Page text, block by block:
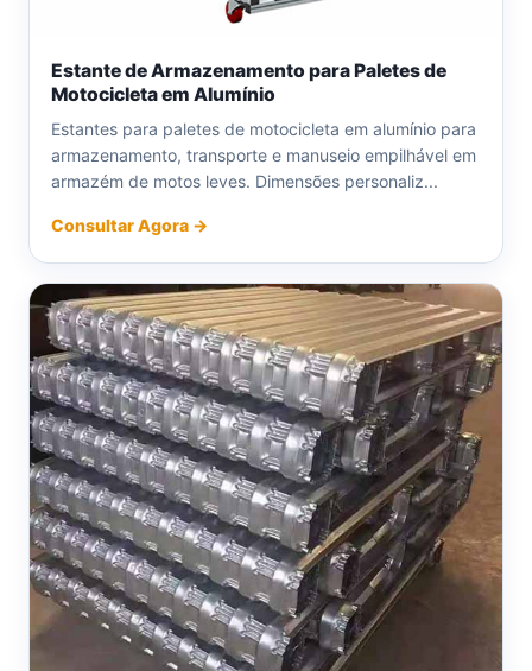
Estante de Armazenamento para Paletes de
Motocicleta em Alumínio
Estantes para paletes de motocicleta em alumínio para
armazenamento, transporte e manuseio empilhável em
armazém de motos leves. Dimensões personaliz...
Consultar Agora →